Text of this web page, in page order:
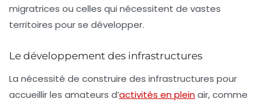
migratrices ou celles qui nécessitent de vastes
territoires pour se développer.
Le développement des infrastructures
La nécessité de construire des infrastructures pour
accueillir les amateurs d’activités en pleinair, comme